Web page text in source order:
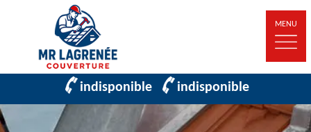
MENU
indisponible indisponible